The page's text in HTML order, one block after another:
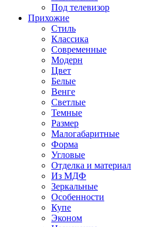
Под телевизор
Прихожие
Стиль
Классика
Современные
Модерн
Цвет
Белые
Венге
Светлые
Темные
Размер
Малогабаритные
Форма
Угловые
Отделка и материал
Из МДФ
Зеркальные
Особенности
Купе
Эконом